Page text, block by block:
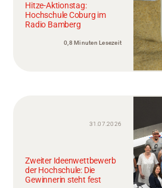
Hitze-Aktionstag:
Hochschule Coburg im
Radio Bamberg
0,8 Minuten Lesezeit
31.07.2026
Zweiter Ideenwettbewerb
der Hochschule: Die
Gewinnerin steht fest